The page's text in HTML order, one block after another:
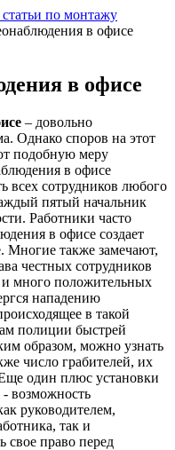
по монтажу
в офисе
в офисе
– довольно
Однако споров на этот
подобную меру
в офисе
всех сотрудников любого
пятый начальник
Работники часто
в офисе создает
Многие также замечают,
честных сотрудников
много положительных
нападению
в такой
полиции быстрей
образом, можно узнать
число грабителей, их
один плюс установки
возможность
руководителем,
так и
свое право перед